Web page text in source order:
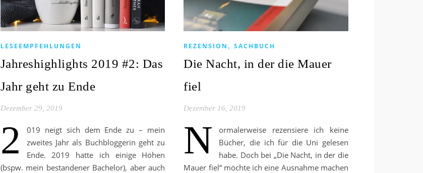
LESEEMPFEHLUNGEN
Jahreshighlights 2019 #2: Das
Jahr geht zu Ende
Dezember 29, 2019
2
019 neigt sich dem Ende zu – mein
zweites Jahr als Buchbloggerin geht zu
Ende. 2019 hatte ich einige Höhen
(bspw. mein bestandener Bachelor), aber auch
REZENSION ,SACHBUCH
Die Nacht, in der die Mauer
fiel
Dezember 16, 2019
N
ormalerweise rezensiere ich keine
Bücher, die ich für die Uni gelesen
habe. Doch bei „Die Nacht, in der die
Mauer fiel“ möchte ich eine Ausnahme machen